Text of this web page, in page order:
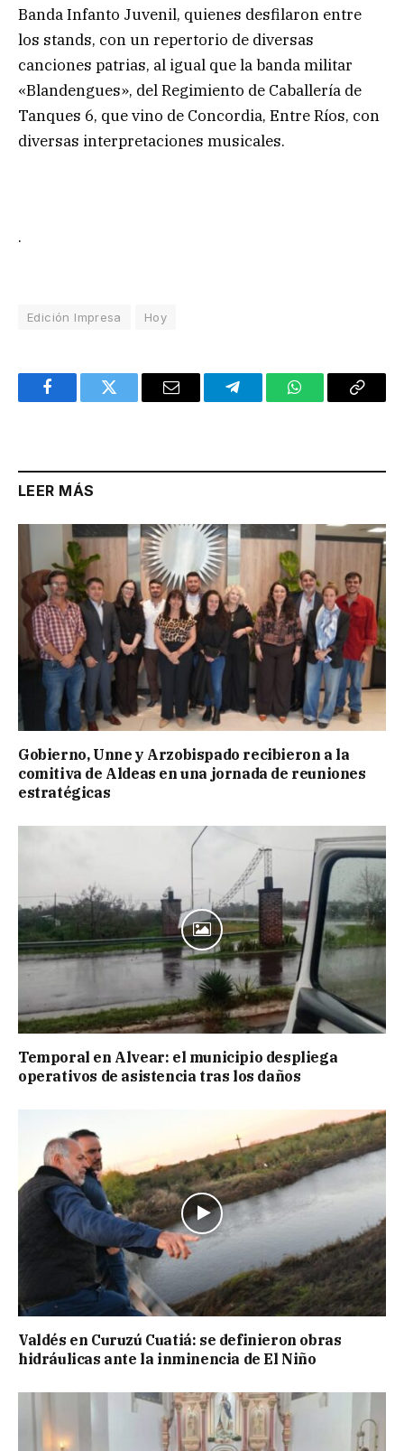
Banda Infanto Juvenil, quienes desfilaron entre
los stands, con un repertorio de diversas
canciones patrias, al igual que la banda militar
«Blandengues», del Regimiento de Caballería de
Tanques 6, que vino de Concordia, Entre Ríos, con
diversas interpretaciones musicales.
.
Edición Impresa Hoy
FacebookTwitter Email TelegramWhatsAppCopy
LEER MÁS
Gobierno, Unne y Arzobispado recibieron a la
comitiva de Aldeas en una jornada de reuniones
estratégicas
Temporal en Alvear: el municipio despliega
operativos de asistencia tras los daños
Valdés en Curuzú Cuatiá: se definieron obras
hidráulicas ante la inminencia de El Niño